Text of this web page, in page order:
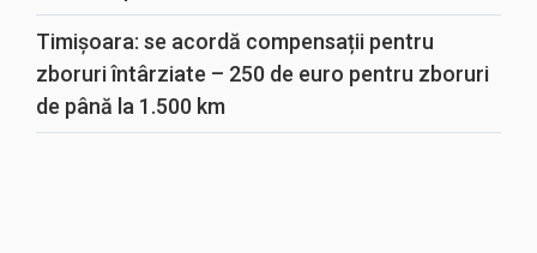
Timișoara: se acordă compensații pentru
zboruri întârziate – 250 de euro pentru zboruri
de până la 1.500 km